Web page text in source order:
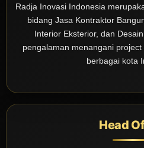
Radja Inovasi Indonesia
bidang Jasa Kontraktor
Interior Eksterior, dan
pengalaman menangani
berbagai kota
Head